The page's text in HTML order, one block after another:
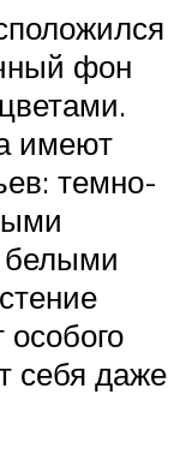
фон
имеют
темно-
белыми
особого
себя даже